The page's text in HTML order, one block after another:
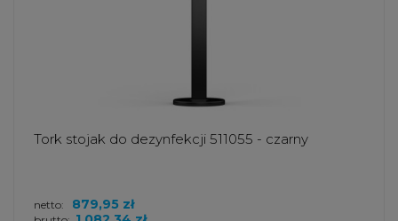
Tork stojak do dezynfekcji 511055 - czarny
netto: 879,95 zł